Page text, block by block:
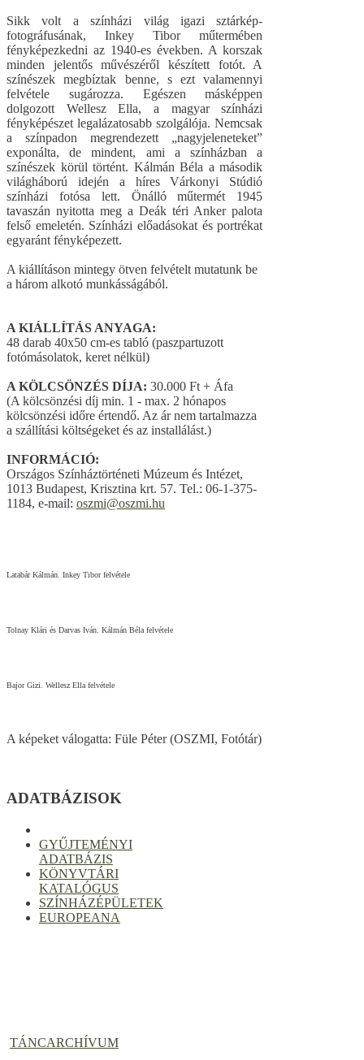
Sikk volt a színházi világ igazi sztárkép-
fotográfusának, Inkey Tibor műtermében
fényképezkedni az 1940-es években. A korszak
minden jelentős művészéről készített fotót. A
színészek megbíztak benne, s ezt valamennyi
felvétele sugározza. Egészen másképpen
dolgozott Wellesz Ella, a magyar színházi
fényképészet legalázatosabb szolgálója. Nemcsak
a színpadon megrendezett „nagyjeleneteket”
exponálta, de mindent, ami a színházban a
színészek körül történt. Kálmán Béla a második
világháború idején a híres Várkonyi Stúdió
színházi fotósa lett. Önálló műtermét 1945
tavaszán nyitotta meg a Deák téri Anker palota
felső emeletén. Színházi előadásokat és portrékat
egyaránt fényképezett.
A kiállításon mintegy ötven felvételt mutatunk be
a három alkotó munkásságából.
A KIÁLLÍTÁS ANYAGA:
48 darab 40x50 cm-es tabló (paszpartuzott
fotómásolatok, keret nélkül)
A KÖLCSÖNZÉS DÍJA: 30.000 Ft + Áfa
(A kölcsönzési díj min. 1 - max. 2 hónapos
kölcsönzési időre értendő. Az ár nem tartalmazza
a szállítási költségeket és az installálást.)
INFORMÁCIÓ:
Országos Színháztörténeti Múzeum és Intézet,
1013 Budapest, Krisztina krt. 57. Tel.: 06-1-375-
1184, e-mail: oszmi@oszmi.hu
Latabár Kálmán. Inkey Tibor felvétele
Tolnay Klári és Darvas Iván. Kálmán Béla felvétele
Bajor Gizi. Wellesz Ella felvétele
A képeket válogatta: Füle Péter (OSZMI, Fotótár)
ADATBÁZISOK
GYŰJTEMÉNYI
ADATBÁZIS
KÖNYVTÁRI
KATALÓGUS
SZÍNHÁZÉPÜLETEK
EUROPEANA
TÁNCARCHÍVUM